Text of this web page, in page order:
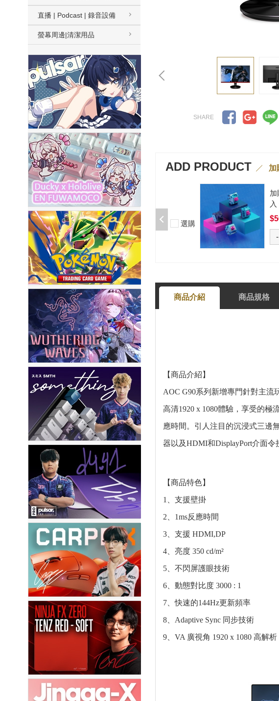
直播 | Podcast | 錄音設備
螢幕周邊|清潔用品
ADD PRODUCT 加
加購-剪刀石頭布猜拳鍵帽一盒四
入000385000289
$199
- +
選購
加
-
商品介紹 商品規格
【商品介紹】
AOC G90系列新增專門針對主
高清1920 x 1080體驗，享受的極
應時間。引人注目的沉浸式三邊
器以及HDMI和DisplayPort介面
【商品特色】
1、支援壁掛
2、1ms反應時間
3、支援 HDMI,DP
4、亮度 350 cd/m²
5、不閃屏護眼技術
6、動態對比度 3000 : 1
7、快速的144Hz更新頻率
8、Adaptive Sync 同步技術
9、VA 廣視角 1920 x 1080 高解析